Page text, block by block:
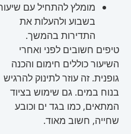
מומלץ להתחיל עם שיעור
בשבוע ולהעלות את
התדירות בהמשך.
טיפים חשובים לפני ואחרי
השיעור כוללים חימום והכנה
גופנית. זה עוזר לתינוק להרגיש
בנוח במים. גם שימוש בציוד
המתאים, כמו בגד ים וכובע
שחייה, חשוב מאוד.